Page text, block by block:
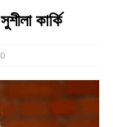
কার্কি
0